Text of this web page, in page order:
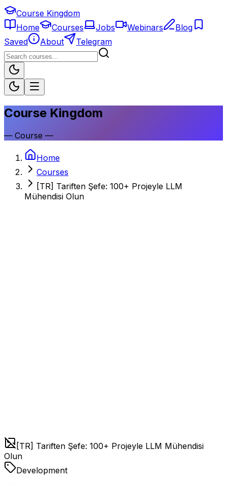
Course Kingdom
Home
Courses Jobs Webinars
Blog
Saved
About Telegram
Course Kingdom
— Course —
Home
Courses
[TR] Tariften Şefe: 100+ Projeyle LLM
Mühendisi Olun
[TR] Tariften Şefe: 100+ Projeyle LLM Mühendisi
Olun
Development